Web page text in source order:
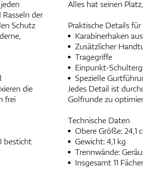
der
Schutz
die
frei
besticht
Alles hat seinen
Praktische Details
Karabinerhaken
Zusätzlicher
Tragegriffe
Einpunkt-
Spezielle
Jedes Detail ist
Golfrunde zu
Technische Daten
Obere Größe: 24,1
Gewicht: 4,1 kg
Trennwände:
Insgesamt 11 Fächer